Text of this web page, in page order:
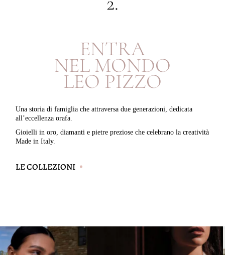
ENTRA
NEL MONDO
LEO PIZZO
Una storia di famiglia che attraversa due generazioni, dedicata
all’eccellenza orafa.
Gioielli in oro, diamanti e pietre preziose che celebrano la creatività
Made in Italy.
LE COLLEZIONI